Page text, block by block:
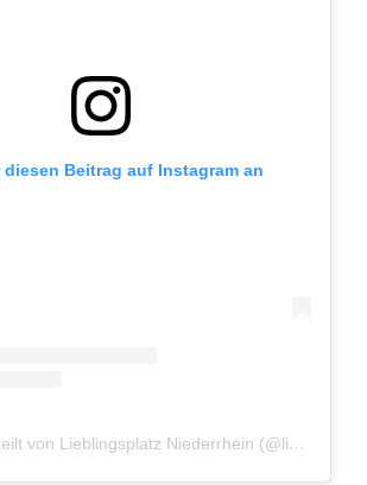
diesen Beitrag auf Instagram an
Ein Beitrag geteilt von Lieblingsplatz Niederrhein (@lieblingsplatzniederrhein)